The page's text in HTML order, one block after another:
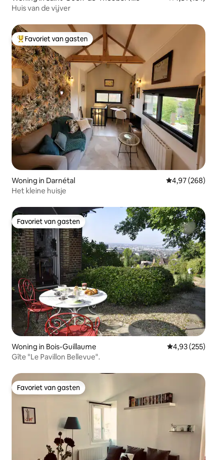
Huis van de vijver
Topfavoriet van gasten
Favoriet van gasten
Woning in Darnétal Gemiddelde
4,97 (268)
Het kleine huisje
Favoriet van gasten
Favoriet van gasten
Woning in Bois-Guillaume Gemiddelde
4,93 (255)
Gîte "Le Pavillon Bellevue".
Favoriet van gasten
Favoriet van gasten